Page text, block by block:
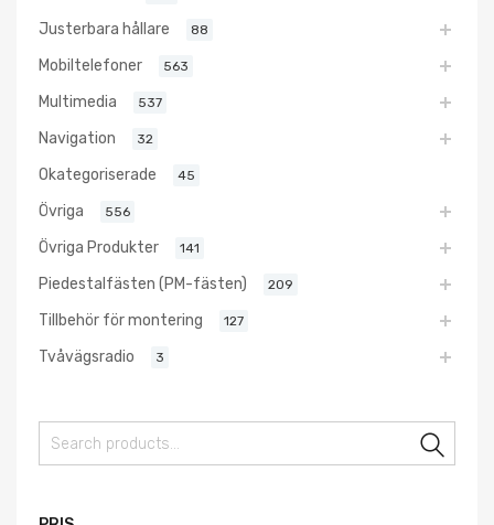
Justerbara hållare 88
Mobiltelefoner 563
Multimedia 537
Navigation 32
Okategoriserade 45
Övriga 556
Övriga Produkter 141
Piedestalfästen (PM-fästen) 209
Tillbehör för montering 127
Tvåvägsradio 3